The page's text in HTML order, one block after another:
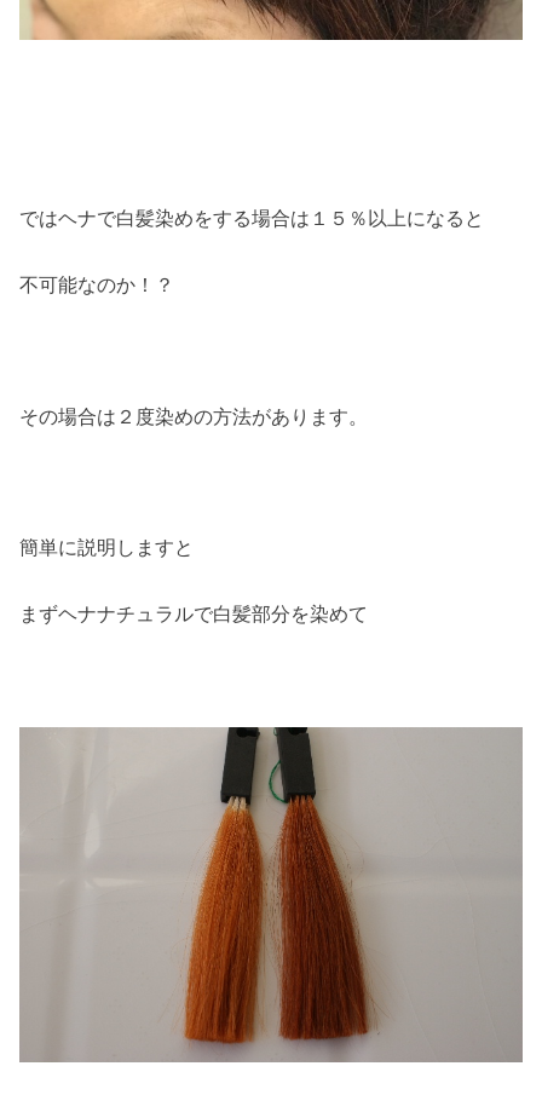
ではヘナで白髪染めをする場合は１５％以上になると
不可能なのか！？
その場合は２度染めの方法があります。
簡単に説明しますと
まずヘナナチュラルで白髪部分を染めて